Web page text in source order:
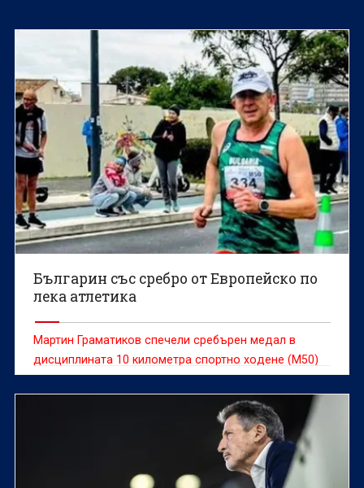
Българин със сребро от Европейско по
лека атлетика
Мартин Граматиков спечели сребърен медал в
дисциплината 10 километра спортно ходене (М50)
на Европейското първенство по лека атлетика за
ветерани в Катания (Италия).